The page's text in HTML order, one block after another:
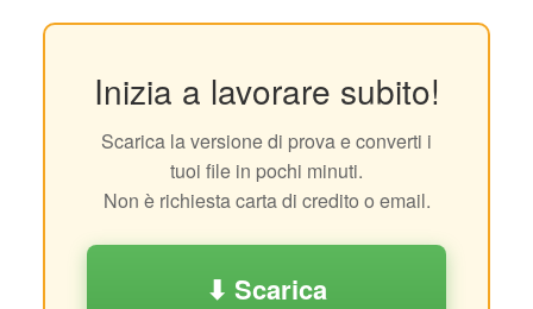
Inizia a lavorare subito!
Scarica la versione di prova e converti i
tuoi file in pochi minuti.
Non è richiesta carta di credito o email.
⬇ Scarica